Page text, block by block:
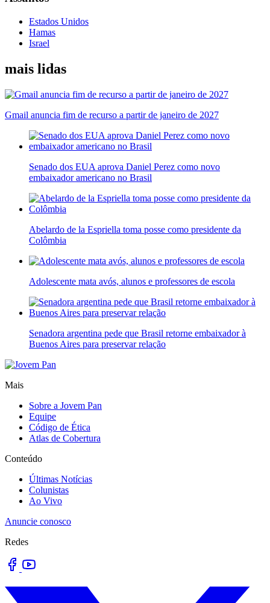
Estados Unidos
Hamas
Israel
mais lidas
Gmail anuncia fim de recurso a partir de janeiro de 2027
Senado dos EUA aprova Daniel Perez como novo
embaixador americano no Brasil
Abelardo de la Espriella toma posse como presidente da
Colômbia
Adolescente mata avós, alunos e professores de escola
Senadora argentina pede que Brasil retorne embaixador à
Buenos Aires para preservar relação
Mais
Sobre a Jovem Pan
Equipe
Código de Ética
Atlas de Cobertura
Conteúdo
Últimas Notícias
Colunistas
Ao Vivo
Anuncie conosco
Redes